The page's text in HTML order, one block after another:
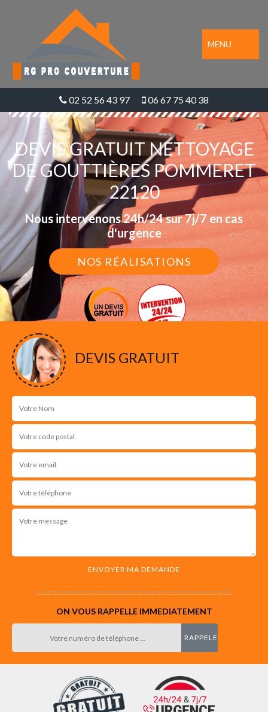
MENU
02 52 56 43 97 06 67 75 40 38
DEVIS GRATUIT NETTOYAGE
DE GOUTTIÈRES POMMERET
22120
Nous intervenons 24h/24 sur 7j/7 en cas
d'urgence
NOS RÉALISATIONS
DEVIS GRATUIT
ON VOUS RAPPELLE IMMEDIATEMENT